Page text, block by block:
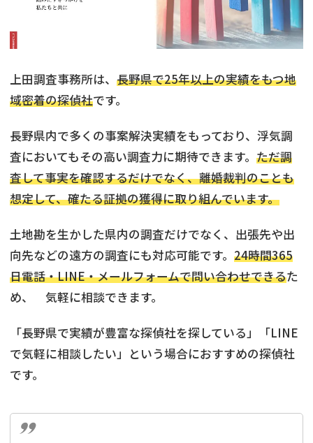
上田調査事務所は、 長野県で25年以上の実績をもつ地
域密着の探偵社です。
長野県内で多くの事案解決実績をもっており、浮気調
査においてもその高い調査力に期待できます。 ただ調
査して事実を確認するだけでなく、離婚裁判のことも
想定して、確たる証拠の獲得に取り組んでいます。
土地勘を生かした県内の調査だけでなく、出張先や出
向先などの遠方の調査にも対応可能です。 24時間365
日電話・LINE・メールフォームで問い合わせできるた
め、 気軽に相談できます。
「長野県で実績が豊富な探偵社を探している」「LINE
で気軽に相談したい」という場合におすすめの探偵社
です。